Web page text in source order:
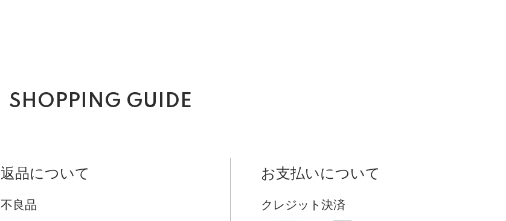
SHOPPING GUIDE
返品について
不良品
お支払いについて
クレジット決済